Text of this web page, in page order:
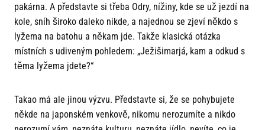
pakárna. A představte si třeba Odry, nížiny, kde se už jezdí na
kole, sníh široko daleko nikde, a najednou se zjeví někdo s
lyžema na batohu a někam jde. Takže klasická otázka
místních s udiveným pohledem: „Ježišimarjá, kam a odkud s
těma lyžema jdete?“
Takao má ale jinou výzvu. Představte si, že se pohybujete
někde na japonském venkově, nikomu nerozumíte a nikdo